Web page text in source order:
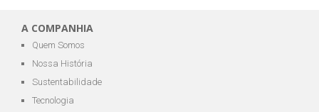
A COMPANHIA
Quem Somos
Nossa História
Sustentabilidade
Tecnologia